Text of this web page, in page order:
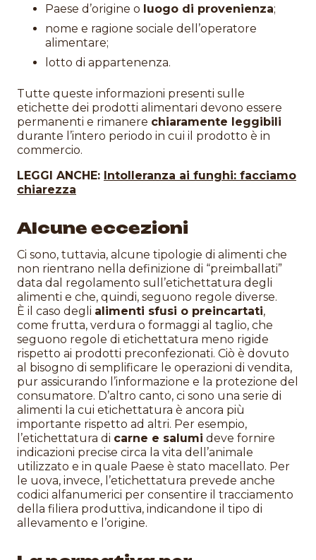
Paese d’origine o luogo di provenienza;
nome e ragione sociale dell’operatore
alimentare;
lotto di appartenenza.
Tutte queste informazioni presenti sulle
etichette dei prodotti alimentari devono essere
permanenti e rimanere chiaramente leggibili
durante l’intero periodo in cui il prodotto è in
commercio.
LEGGI ANCHE: Intolleranza ai funghi: facciamo
chiarezza
Alcune eccezioni
Ci sono, tuttavia, alcune tipologie di alimenti che
non rientrano nella definizione di “preimballati”
data dal regolamento sull’etichettatura degli
alimenti e che, quindi, seguono regole diverse.
È il caso degli alimenti sfusi o preincartati,
come frutta, verdura o formaggi al taglio, che
seguono regole di etichettatura meno rigide
rispetto ai prodotti preconfezionati. Ciò è dovuto
al bisogno di semplificare le operazioni di vendita,
pur assicurando l’informazione e la protezione del
consumatore. D’altro canto, ci sono una serie di
alimenti la cui etichettatura è ancora più
importante rispetto ad altri. Per esempio,
l’etichettatura di carne e salumi deve fornire
indicazioni precise circa la vita dell’animale
utilizzato e in quale Paese è stato macellato. Per
le uova, invece, l’etichettatura prevede anche
codici alfanumerici per consentire il tracciamento
della filiera produttiva, indicandone il tipo di
allevamento e l’origine.